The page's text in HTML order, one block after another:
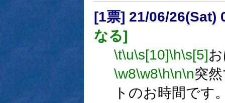
[1票] 21/06/26(Sat)
なる]
\t\u\s[10]\h\s[5]
\w8\w8\h\n\n突
トのお時間です